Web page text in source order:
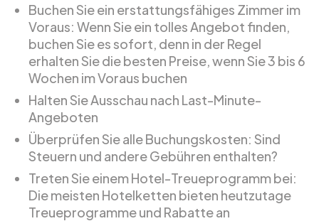
Buchen Sie ein erstattungsfähiges Zimmer im
Voraus: Wenn Sie ein tolles Angebot finden,
buchen Sie es sofort, denn in der Regel
erhalten Sie die besten Preise, wenn Sie 3 bis 6
Wochen im Voraus buchen
Halten Sie Ausschau nach Last-Minute-
Angeboten
Überprüfen Sie alle Buchungskosten: Sind
Steuern und andere Gebühren enthalten?
Treten Sie einem Hotel-Treueprogramm bei:
Die meisten Hotelketten bieten heutzutage
Treueprogramme und Rabatte an